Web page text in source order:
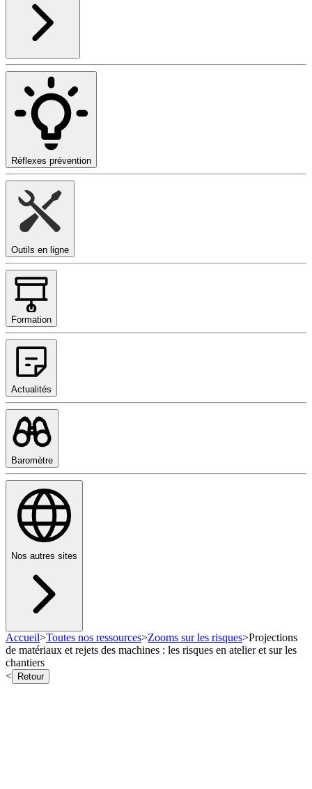
Réflexes prévention
Outils en ligne
Formation
Actualités
Baromètre
Nos autres sites
Accueil>Toutes nos ressources>Zooms sur les risques>Projections
de matériaux et rejets des machines : les risques en atelier et sur les
chantiers
<
Retour